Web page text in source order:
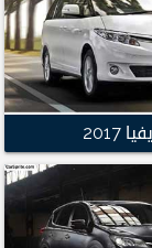
2017